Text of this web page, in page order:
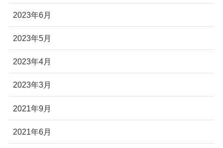
2023年6月
2023年5月
2023年4月
2023年3月
2021年9月
2021年6月